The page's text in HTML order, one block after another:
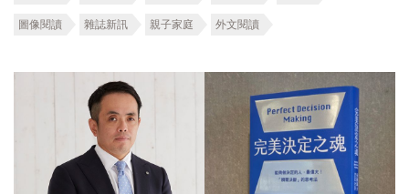
圖像閱讀 雜誌新訊 親子家庭 外文閱讀